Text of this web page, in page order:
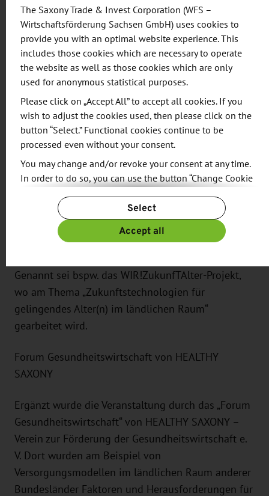
hochwertiger medizinischer Versorgung beiträgt.
Künstliche Intelligenz kann in den nächsten fünf
Jahren dabei unterstützen, Prozesse in der
Versorgung zu automatisieren und dadurch die
knappe Ressource Personal zu entlasten. Es wurde
deutlich, dass die Technologien dafür vorhanden
sind, aber oftmals die finanziellen Mittel in den
Krankenhäusern und Praxen sowie auch zum Teil
das Wissen über digitale Technologien fehlen. Ein
Technologietransfer aus der Wissenschaft in die
Praxis schneller und einfacher gelingt. Positive
Effekte verspricht man sich auch von der
Zusammenarbeit zwischen den Regionen und
Akteuren in Sachsen und Brandenburg, um die
Genannt sei bspw. das WIR!ZukunfTAlter-Projekt,
wo am Thema „Zukunftstechnologien für
gelingendes Alter(n) im ländlichen Raum“
gearbeitet wird.
Forum Gesundheitswirtschaft von HEALTHY
SAXONY
Ergänzt wurde die Veranstaltung durch das „Forum
Gesundheitswirtschaft“ von HEALTHY SAXONY –
Verein zur Förderung der Gesundheitswirtschaft e.
V. Dort wurden am Beispiel von
Versorgungsmodellen im ländlichen Raum anderer
Bundesländer Faktoren und Herausforderungen für
The Saxony Trade & Invest Corporation (WFS –
Wirtschaftsförderung Sachsen GmbH) uses cookies to
provide you with an optimal website experience. This
includes those cookies which are necessary to operate
the website as well as those cookies which are only
used for anonymous statistical purposes.
Please click on „Accept All” to accept all cookies. If you
wish to adjust the cookies used, then please click on the
button “Select.” Functional cookies continue to be
processed even without your consent.
You may change and/or revoke your consent at any time.
In order to do so, you can use the button “Change Cookie
For more information, please see our
Privacy Policy.
Additional information can be found in our
Imprint
Select
Accept all